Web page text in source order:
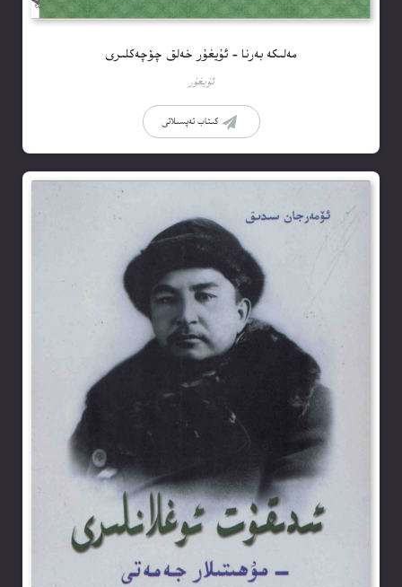
مەلىكە بەرنا – ئۇيغۇر خەلق چۆچەكلىرى
ئۇيغۇر
كىتاب تەپسىلاتى